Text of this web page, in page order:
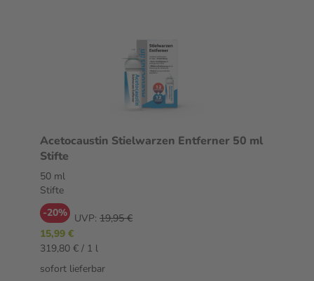
Acetocaustin Stielwarzen Entferner 50 ml
Stifte
50 ml
Stifte
-20% UVP: 19,95 €
15,99 €
319,80 € / 1 l
sofort lieferbar